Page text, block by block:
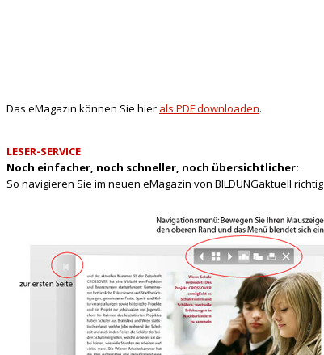
Das eMagazin können Sie hier als PDF downloaden.
LESER-SERVICE
Noch einfacher, noch schneller, noch übersichtlicher:
So navigieren Sie im neuen eMagazin von BILDUNGaktuell richtig